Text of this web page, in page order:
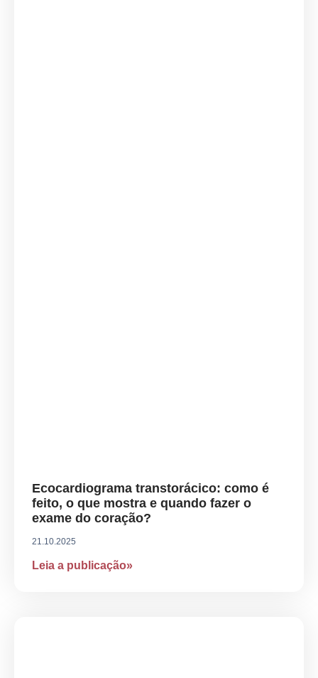
Ecocardiograma transtorácico: como é
feito, o que mostra e quando fazer o
exame do coração?
21.10.2025
Leia a publicação»